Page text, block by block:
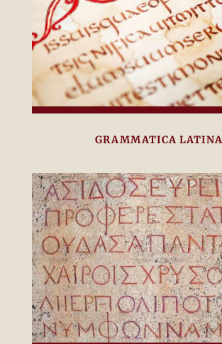
GRAMMATICA LATINA